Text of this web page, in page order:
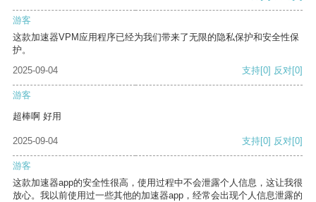
游客
这款加速器VPM应用程序已经为我们带来了无限的隐私保护和安全性保
护。
2025-09-04
支持[0] 反对[0]
游客
超棒啊 好用
2025-09-04 支持[0] 反对[0]
游客
这款加速器app的安全性很高，使用过程中不会泄露个人信息，这让我很
放心。我以前使用过一些其他的加速器app，经常会出现个人信息泄露的